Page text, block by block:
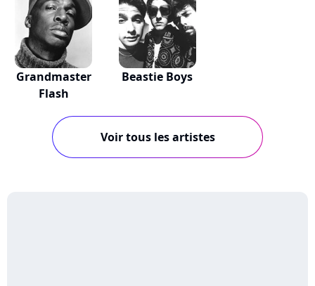
Grandmaster
Flash
Beastie Boys
Voir tous les artistes